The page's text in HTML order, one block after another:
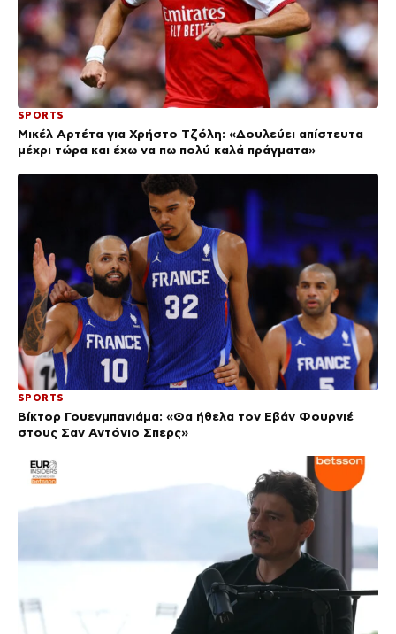
SPORTS
Μικέλ Αρτέτα για Χρήστο Τζόλη: «Δουλεύει απίστευτα
μέχρι τώρα και έχω να πω πολύ καλά πράγματα»
SPORTS
Βίκτορ Γουενμπανιάμα: «Θα ήθελα τον Εβάν Φουρνιέ
στους Σαν Αντόνιο Σπερς»